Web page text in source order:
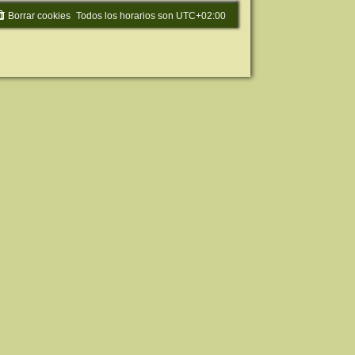
Todos los horarios son UTC+02:00
Borrar cookies